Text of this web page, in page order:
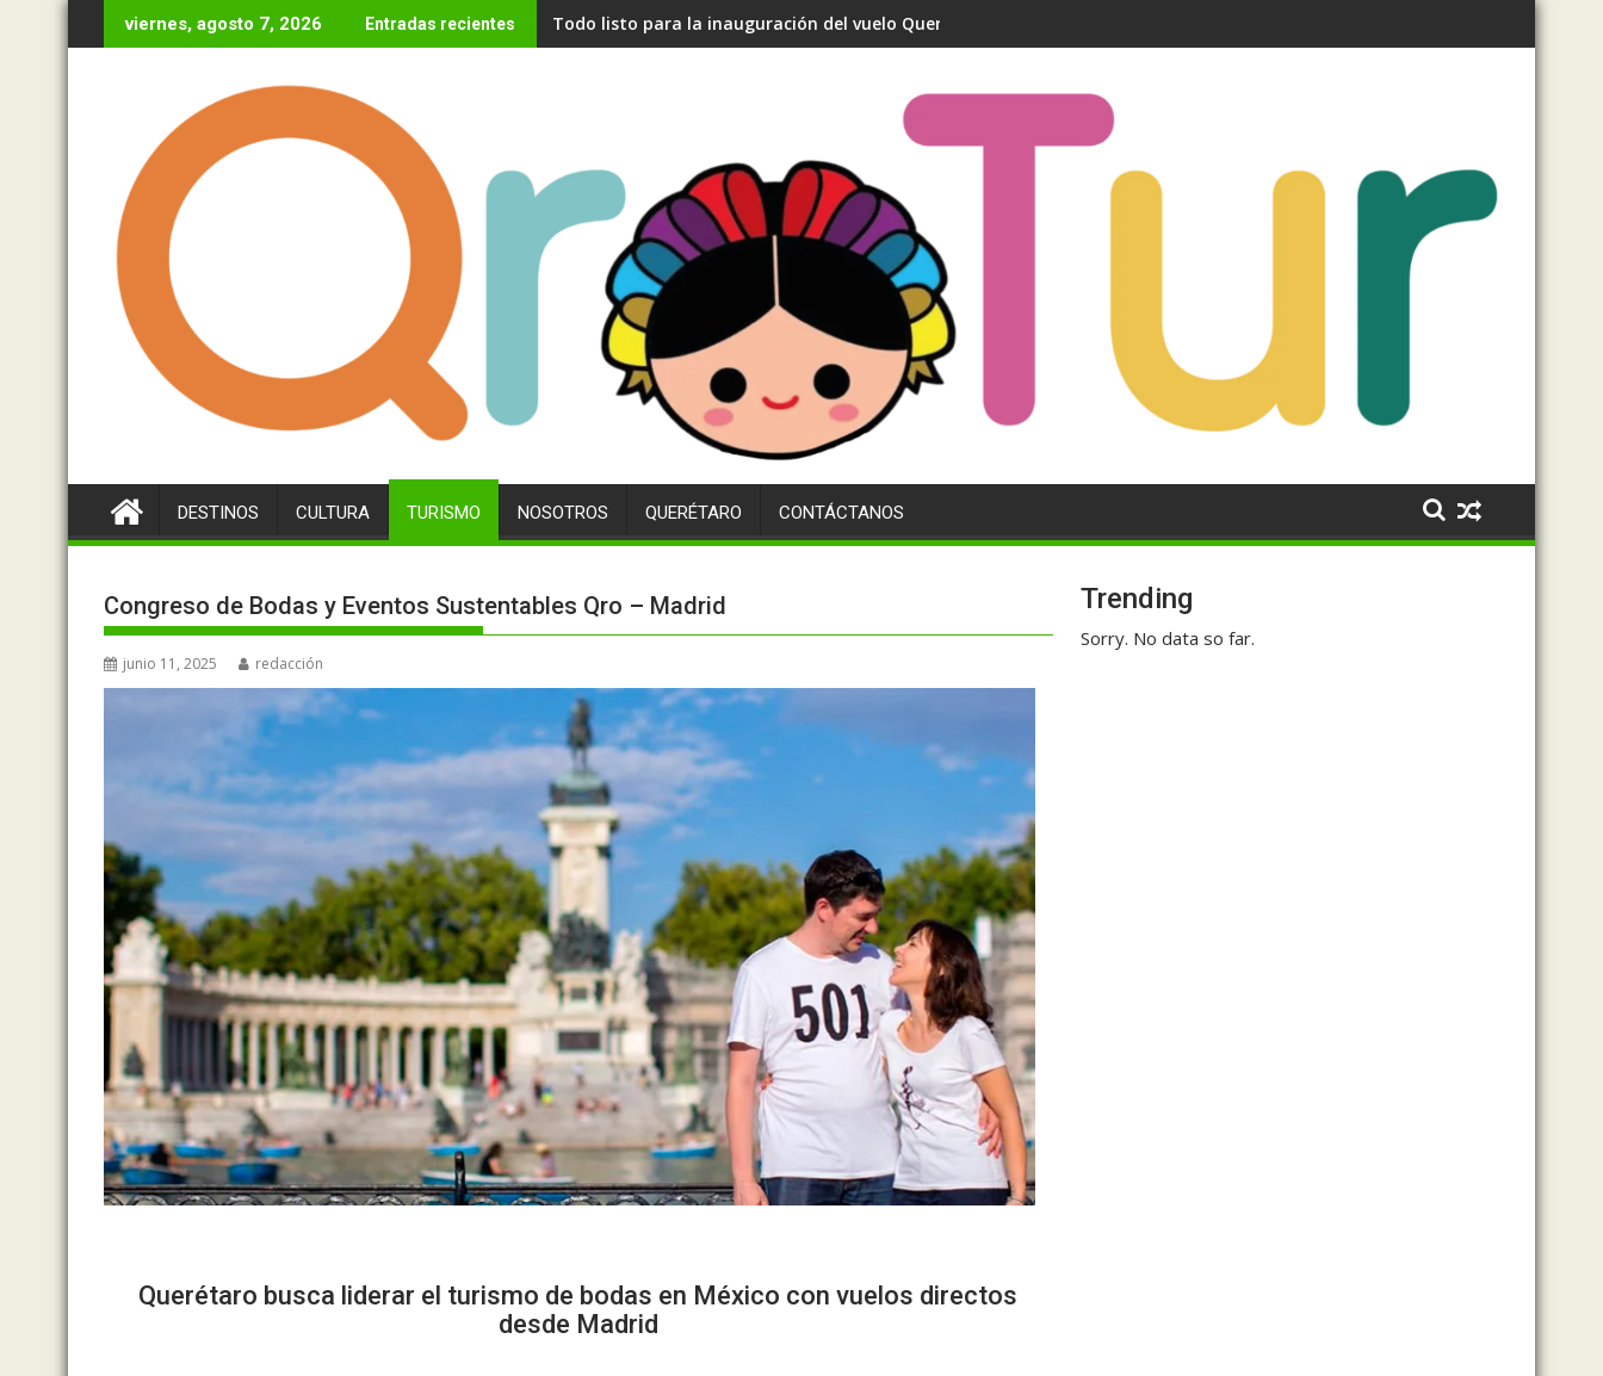
al
viernes, agosto 7, 2026 Entradas recientes Todo listo para la inauguración del vuelo Querétaro- Madrid
DESTINOS CULTURA TURISMO NOSOTROS QUERÉTARO CONTÁCTANOS
Congreso de Bodas y Eventos Sustentables Qro – Madrid
junio 11, 2025 redacción
Querétaro busca liderar el turismo de bodas en México con vuelos directos
desde Madrid
Trending
Sorry. No data so far.